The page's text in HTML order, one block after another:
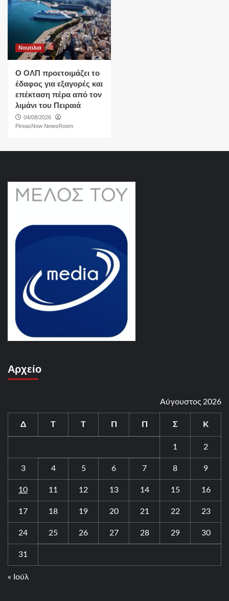
Ναυτιλια
O ΟΛΠ προετοιμάζει το
έδαφος για εξαγορές και
επέκταση πέρα από τον
λιμάνι του Πειραιά
04/08/2026
PireasNow NewsRoom
Αρχείο
Αύγουστος 2026
Δ Τ Τ Π Π Σ Κ
1 2
3 4 5 6 7 8 9
10 11 12 13 14 15 16
17 18 19 20 21 22 23
24 25 26 27 28 29 30
31
« Ιούλ